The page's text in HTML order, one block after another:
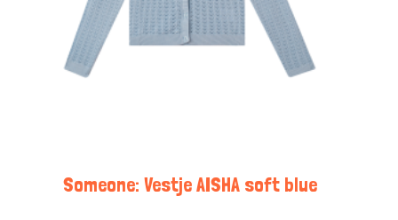
Someone: Vestje AISHA soft blue